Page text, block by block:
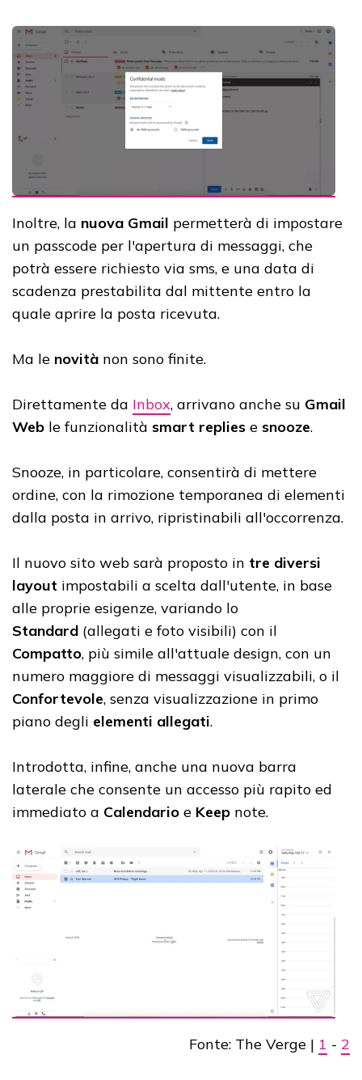
Inoltre, la nuova Gmail permetterà di impostare
un passcode per l'apertura di messaggi, che
potrà essere richiesto via sms, e una data di
scadenza prestabilita dal mittente entro la
quale aprire la posta ricevuta.
Ma le novità non sono finite.
Direttamente da Inbox, arrivano anche su Gmail
Web le funzionalità smart replies e snooze.
Snooze, in particolare, consentirà di mettere
ordine, con la rimozione temporanea di elementi
dalla posta in arrivo, ripristinabili all'occorrenza.
Il nuovo sito web sarà proposto in tre diversi
layout impostabili a scelta dall'utente, in base
alle proprie esigenze, variando lo
Standard (allegati e foto visibili) con il
Compatto, più simile all'attuale design, con un
numero maggiore di messaggi visualizzabili, o il
Confortevole, senza visualizzazione in primo
piano degli elementi allegati.
Introdotta, infine, anche una nuova barra
laterale che consente un accesso più rapito ed
immediato a Calendario e Keep note.
Fonte: The Verge | 1 - 2